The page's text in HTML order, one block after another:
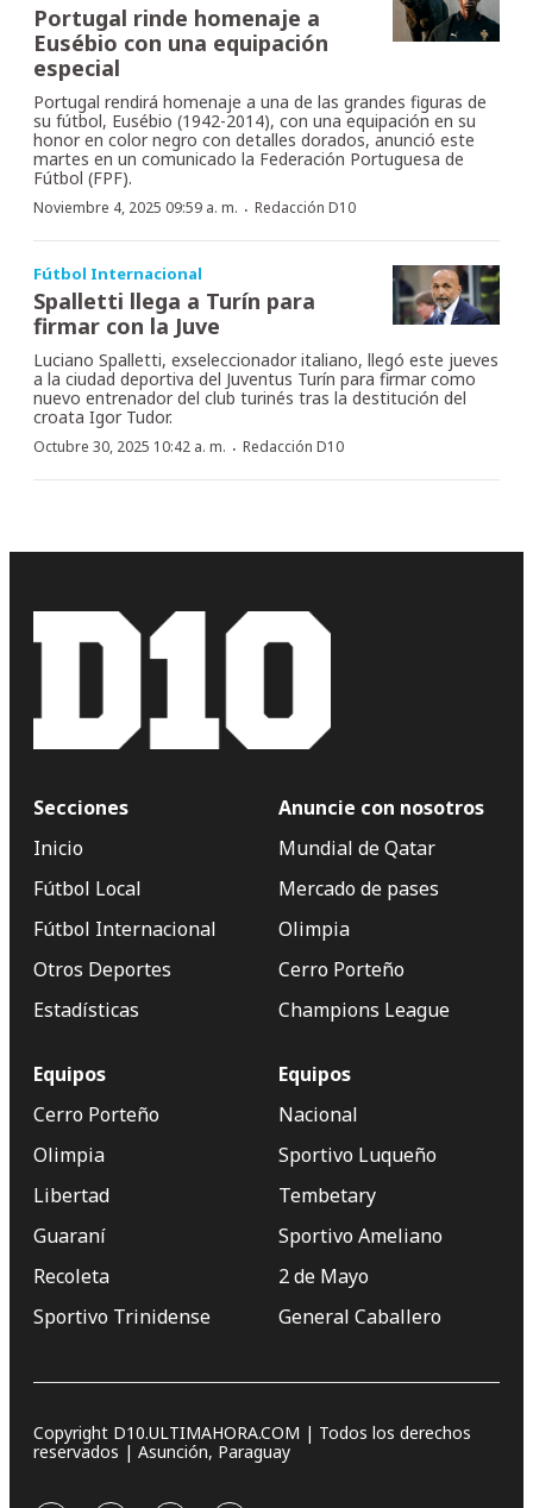
Portugal rinde homenaje a
Eusébio con una equipación
especial
Portugal rendirá homenaje a una de las grandes figuras de
su fútbol, Eusébio (1942-2014), con una equipación en su
honor en color negro con detalles dorados, anunció este
martes en un comunicado la Federación Portuguesa de
Fútbol (FPF).
Noviembre 4, 2025 09:59 a. m. · Redacción D10
Fútbol Internacional
Spalletti llega a Turín para
firmar con la Juve
Luciano Spalletti, exseleccionador italiano, llegó este jueves
a la ciudad deportiva del Juventus Turín para firmar como
nuevo entrenador del club turinés tras la destitución del
croata Igor Tudor.
Octubre 30, 2025 10:42 a. m. · Redacción D10
Secciones
Inicio
Fútbol Local
Fútbol Internacional
Otros Deportes
Estadísticas
Anuncie con nosotros
Mundial de Qatar
Mercado de pases
Olimpia
Cerro Porteño
Champions League
Equipos
Cerro Porteño
Olimpia
Libertad
Guaraní
Recoleta
Sportivo Trinidense
Equipos
Nacional
Sportivo Luqueño
Tembetary
Sportivo Ameliano
2 de Mayo
General Caballero
Copyright D10.ULTIMAHORA.COM | Todos los derechos
reservados | Asunción, Paraguay